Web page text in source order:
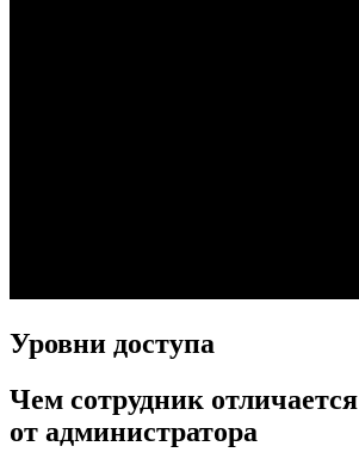
Уровни доступа
Чем сотрудник отличается
от администратора